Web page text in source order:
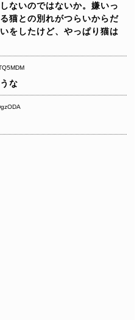
ないのではないか。嫌いっ
猫との別れがつらいからだ
をしたけど、やっぱり猫は
な